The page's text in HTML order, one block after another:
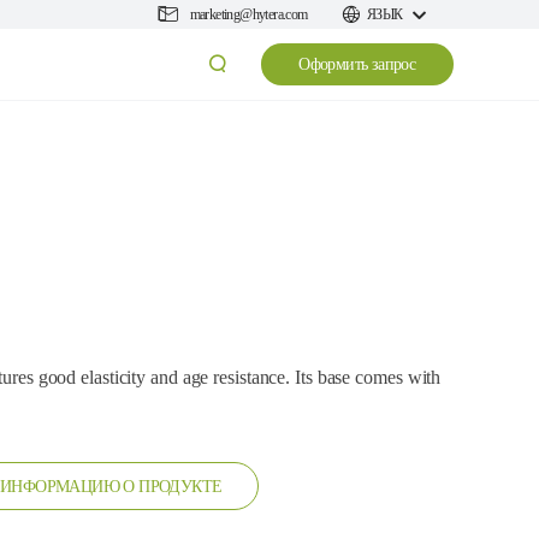
marketing@hytera.com ЯЗЫК
Оформить запрос
good elasticity and age resistance. Its base comes with
ИНФОРМАЦИЮ О ПРОДУКТЕ